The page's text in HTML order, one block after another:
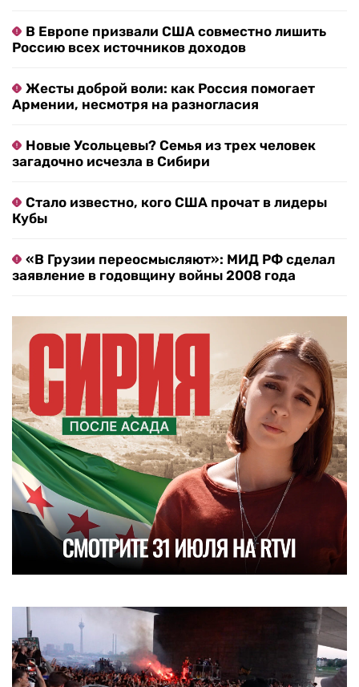
В Европе призвали США совместно лишить
Россию всех источников доходов
Жесты доброй воли: как Россия помогает
Армении, несмотря на разногласия
Новые Усольцевы? Семья из трех человек
загадочно исчезла в Сибири
Стало известно, кого США прочат в лидеры
Кубы
«В Грузии переосмысляют»: МИД РФ сделал
заявление в годовщину войны 2008 года